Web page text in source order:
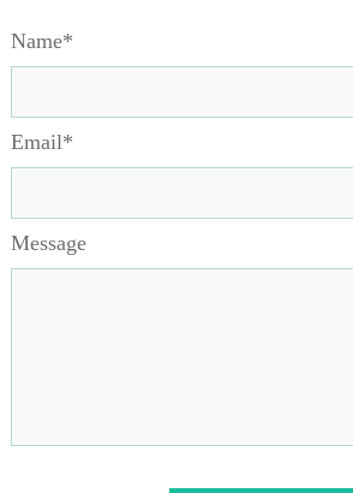
Name*
Email*
Message